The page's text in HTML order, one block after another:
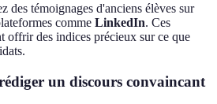
des témoignages d'anciens élèves sur
comme LinkedIn. Ces
offrir des indices précieux sur ce que
un discours convaincant